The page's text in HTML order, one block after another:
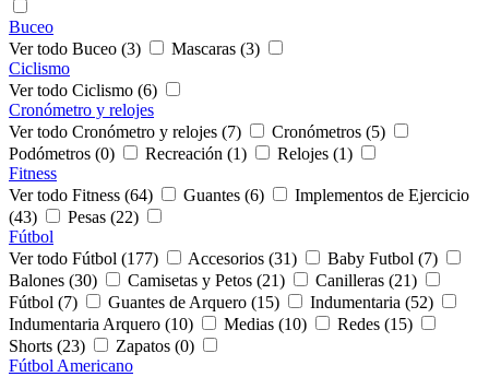
Buceo
Ver todo Buceo (3)
Mascaras (3)
Ciclismo
Ver todo Ciclismo (6)
Cronómetro y relojes
Ver todo Cronómetro y relojes (7)
Cronómetros (5)
Podómetros (0)
Recreación (1)
Relojes (1)
Fitness
Ver todo Fitness (64)
Guantes (6)
Implementos de Ejercicio
(43)
Pesas (22)
Fútbol
Ver todo Fútbol (177)
Accesorios (31)
Baby Futbol (7)
Balones (30)
Camisetas y Petos (21)
Canilleras (21)
Fútbol (7)
Guantes de Arquero (15)
Indumentaria (52)
Indumentaria Arquero (10)
Medias (10)
Redes (15)
Shorts (23)
Zapatos (0)
Fútbol Americano